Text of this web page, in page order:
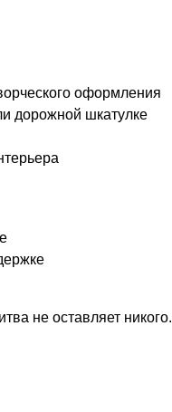
оформления
дорожной шкатулке
не оставляет никого.